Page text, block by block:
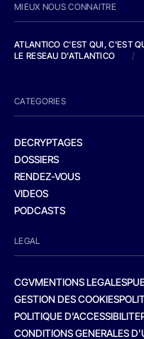
MIEUX NOUS CONNAITRE
ATLANTICO C'EST QUI, C'EST
LE RESEAU D'ATLANTICO
/
CATEGORIES
DECRYPTAGES
DOSSIERS
RENDEZ-VOUS
VIDEOS
PODCASTS
LEGAL
CGVMENTIONS LEGALES
GESTION DES COOKIES
POLITIQUE D’ACCESSIBILITE
CONDITIONS GENERALES